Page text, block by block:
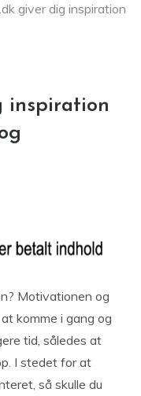
giver dig inspiration
inspiration
Motivationen og
komme i gang og
tid, således at
I stedet for at
så skulle du